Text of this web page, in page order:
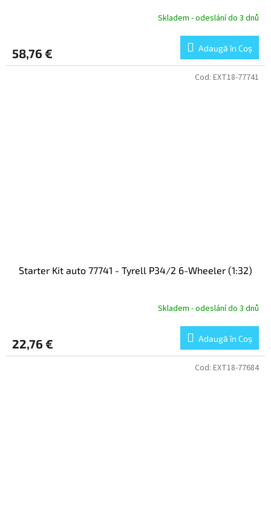
Skladem - odeslání do 3 dnů
58,76 € Adaugă în Coş
Starter Kit auto 77741 - Tyrell P34/2 6-Wheeler (1:32)
Skladem - odeslání do 3 dnů
22,76 € Adaugă în Coş
Cod: EXT18-77741
Cod: EXT18-77684